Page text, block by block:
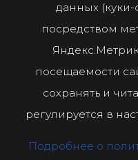
данных
посредством
посещаемости
сохранять и
регулируется в
Подробнее о